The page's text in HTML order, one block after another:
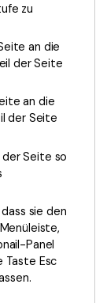
zu
an die
der Seite
an die
der Seite
Seite so
sie den
Panel
Taste Esc